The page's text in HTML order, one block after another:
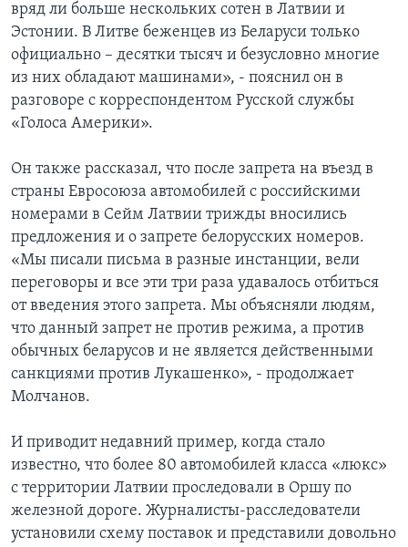
вряд ли больше нескольких сотен в Латвии и
Эстонии. В Литве беженцев из Беларуси только
официально – десятки тысяч и безусловно многие
из них обладают машинами», - пояснил он в
разговоре с корреспондентом Русской службы
«Голоса Америки».
Он также рассказал, что после запрета на въезд в
страны Евросоюза автомобилей с российскими
номерами в Сейм Латвии трижды вносились
предложения и о запрете белорусских номеров.
«Мы писали письма в разные инстанции, вели
переговоры и все эти три раза удавалось отбиться
от введения этого запрета. Мы объясняли людям,
что данный запрет не против режима, а против
обычных беларусов и не является действенными
санкциями против Лукашенко», - продолжает
Молчанов.
И приводит недавний пример, когда стало
известно, что более 80 автомобилей класса «люкс»
с территории Латвии проследовали в Оршу по
железной дороге. Журналисты-расследователи
установили схему поставок и представили довольно